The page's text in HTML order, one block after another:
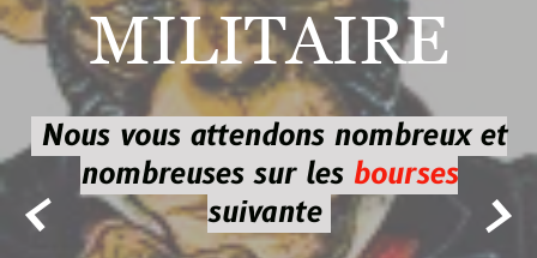
 
MILITAIRE
Nous vous attendons nombreux et
nombreuses sur les bourses
suivante